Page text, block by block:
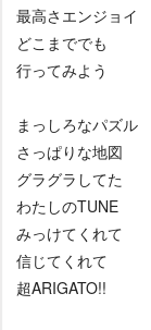
最高さエンジョイ
どこまででも
行ってみよう
まっしろなパズル
さっぱりな地図
グラグラしてた
わたしのTUNE
みっけてくれて
信じてくれて
超ARIGATO!!